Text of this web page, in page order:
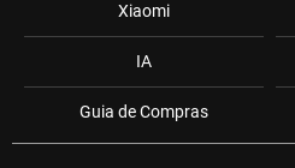
Xiaomi
IA
Guia de Compras